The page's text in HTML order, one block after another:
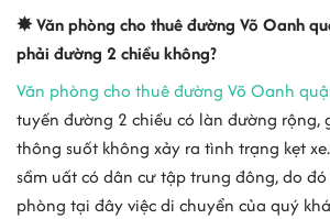
✸ Văn phòng cho thuê đường Võ Oanh
phải đường 2 chiều không?
Văn phòng cho thuê đường Võ Oanh
tuyến đường 2 chiều có làn đường rộng,
thông suốt không xảy ra tình trạng kẹt
sầm uất có dân cư tập trung đông, do
phòng tại đây việc di chuyển của quý